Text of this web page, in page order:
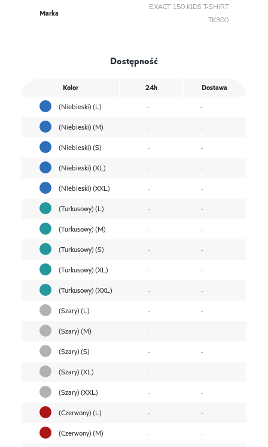
Marka
EXACT 150 KIDS T-SHIRT
TK300
Dostępność
Kolor 24h
Dostawa
(Niebieski) (L)
-
-
(Niebieski) (M)
-
-
(Niebieski) (S)
-
-
(Niebieski) (XL)
-
-
(Niebieski) (XXL)
-
-
(Turkusowy) (L)
-
-
(Turkusowy) (M)
-
-
(Turkusowy) (S)
-
-
(Turkusowy) (XL)
-
-
(Turkusowy) (XXL)
-
-
(Szary) (L)
-
-
(Szary) (M)
-
-
(Szary) (S)
-
-
(Szary) (XL)
-
-
(Szary) (XXL)
-
-
(Czerwony) (L)
-
-
(Czerwony) (M)
-
-